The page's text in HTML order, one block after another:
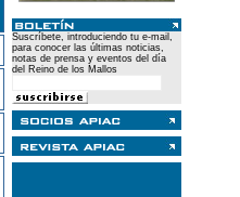
Suscríbete, introduciendo tu e-mail,
para conocer las últimas noticias,
notas de prensa y eventos del día
del Reino de los Mallos